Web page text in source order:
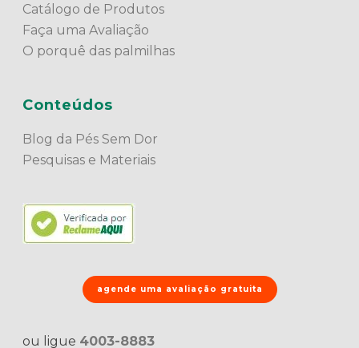
Catálogo de Produtos
Faça uma Avaliação
O porquê das palmilhas
Conteúdos
Blog da Pés Sem Dor
Pesquisas e Materiais
agende uma avaliação gratuita
ou ligue 4003-8883